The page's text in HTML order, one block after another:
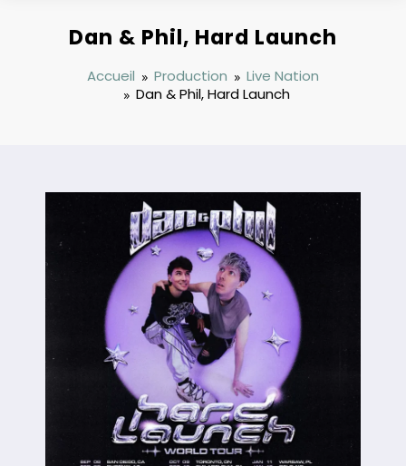
Dan & Phil, Hard Launch
Accueil Production
Live Nation
Dan & Phil, Hard Launch